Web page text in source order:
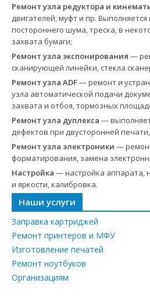
Ремонт узла редуктора и
двигателей, муфт и пр.
постороннего шума, треска, в
захвата бумаги;
Ремонт узла экспонирования —
сканирующей линейки, стекла
Ремонт узла ADF— ремонт и
узла автоматической подачи
захвата и отбоя, тормозных
Ремонт узла дуплекса —
дефектов при двусторонней
Ремонт узла электроники —
форматирования, замена
Настройка — настройка аппарата,
и яркости, калибровка.
Наши услуги
Заправка картриджей
Ремонт принтеров и МФУ
Изготовление печатей
Ремонт ноутбуков
Организациям